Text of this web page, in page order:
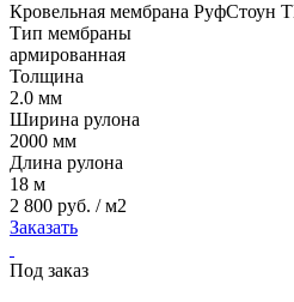
Кровельная мембрана РуфСтоун
Тип мембраны
армированная
Толщина
2.0 мм
Ширина рулона
2000 мм
Длина рулона
18 м
2 800 руб. / м2
Заказать
Под заказ